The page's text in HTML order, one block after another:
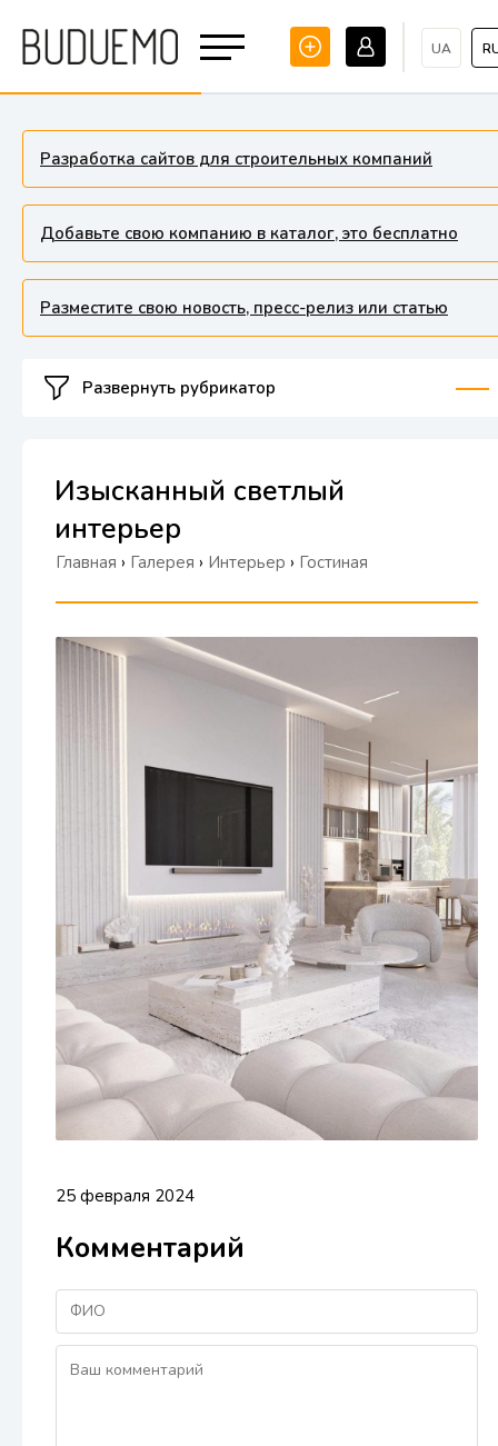
UA
Разработка сайтов для строительных компаний
Добавьте свою компанию в каталог, это бесплатно
Разместите свою новость, пресс-релиз или статью
Развернуть рубрикатор
Изысканный светлый
интерьер
Главная › Галерея › Интерьер › Гостиная
25 февраля 2024
Комментарий